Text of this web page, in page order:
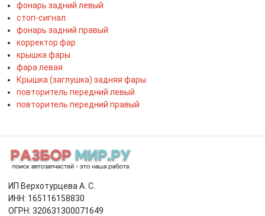
фонарь задний левый
стоп-сигнал
фонарь задний правый
корректор фар
крышка фары
фара левая
Крышка (заглушка) задняя фары
повторитель передний левый
повторитель передний правый
ИП Верхотурцева А. С.
ИНН: 165116158830
ОГРН: 320631300071649